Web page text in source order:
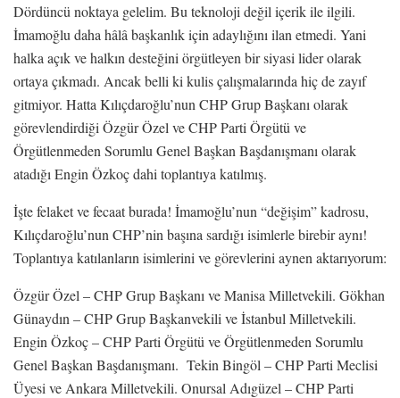
Dördüncü noktaya gelelim. Bu teknoloji değil içerik ile ilgili.
İmamoğlu daha hâlâ başkanlık için adaylığını ilan etmedi. Yani
halka açık ve halkın desteğini örgütleyen bir siyasi lider olarak
ortaya çıkmadı. Ancak belli ki kulis çalışmalarında hiç de zayıf
gitmiyor. Hatta Kılıçdaroğlu’nun CHP Grup Başkanı olarak
görevlendirdiği Özgür Özel ve CHP Parti Örgütü ve
Örgütlenmeden Sorumlu Genel Başkan Başdanışmanı olarak
atadığı Engin Özkoç dahi toplantıya katılmış.
İşte felaket ve fecaat burada! İmamoğlu’nun “değişim” kadrosu,
Kılıçdaroğlu’nun CHP’nin başına sardığı isimlerle birebir aynı!
Toplantıya katılanların isimlerini ve görevlerini aynen aktarıyorum:
Özgür Özel – CHP Grup Başkanı ve Manisa Milletvekili. Gökhan
Günaydın – CHP Grup Başkanvekili ve İstanbul Milletvekili.
Engin Özkoç – CHP Parti Örgütü ve Örgütlenmeden Sorumlu
Genel Başkan Başdanışmanı. Tekin Bingöl – CHP Parti Meclisi
Üyesi ve Ankara Milletvekili. Onursal Adıgüzel – CHP Parti